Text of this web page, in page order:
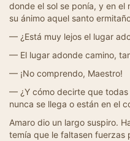
donde el sol se ponía, y en el
su ánimo aquel santo
— ¿Está muy lejos el lugar
— El lugar adonde camino,
— ¡No comprendo, Maestro!
— ¿Y cómo decirte que todas
nunca se llega o están en el
Amaro dio un largo suspiro.
temía que le faltasen fuerzas